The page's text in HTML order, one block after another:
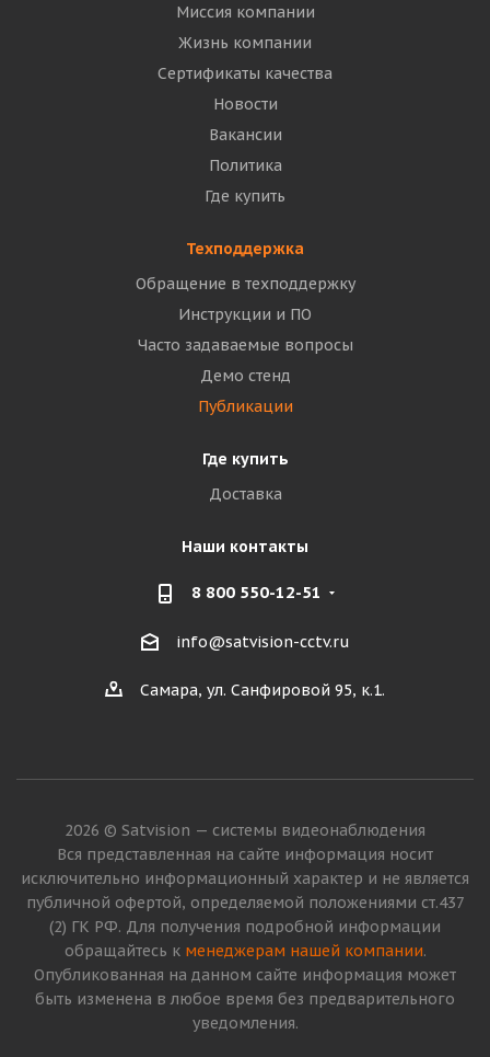
Миссия компании
Жизнь компании
Сертификаты качества
Новости
Вакансии
Политика
Где купить
Техподдержка
Обращение в техподдержку
Инструкции и ПО
Часто задаваемые вопросы
Демо стенд
Публикации
Где купить
Доставка
Наши контакты
8 800 550-12-51
info@satvision-cctv.ru
Самара, ул. Санфировой 95, к.1.
2026 © Satvision — системы видеонаблюдения
Вся представленная на сайте информация носит
исключительно информационный характер и не является
публичной офертой, определяемой положениями ст.437
(2) ГК РФ. Для получения подробной информации
обращайтесь к менеджерам нашей компании.
Опубликованная на данном сайте информация может
быть изменена в любое время без предварительного
уведомления.